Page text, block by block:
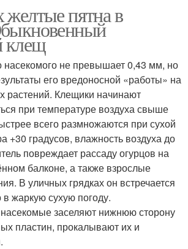
желтые пятна в
клещ
насекомого не превышает 0,43 мм, но
его вредоносной «работы» на
растений. Клещики начинают
при температуре воздуха свыше
всего размножаются при сухой
+30 градусов, влажность воздуха до
повреждает рассаду огурцов на
балконе, а также взрослые
В уличных грядках он встречается
в жаркую сухую погоду.
заселяют нижнюю сторону
пластин, прокалывают их и